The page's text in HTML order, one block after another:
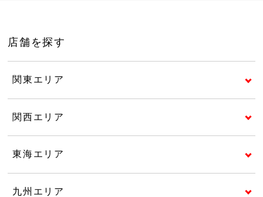
店舗を探す
関東エリア
関西エリア
東海エリア
九州エリア